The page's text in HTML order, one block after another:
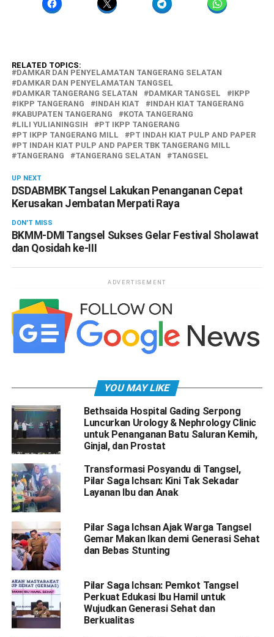
RELATED TOPICS:
DAMKAR DAN PENYELAMATAN TANGERANG SELATAN
DAMKAR DAN PENYELAMATAN TANGSEL
DAMKAR TANGERANG SELATAN
DAMKAR TANGSEL
IKPP
IKPP TANGERANG
INDAH KIAT
INDAH KIAT TANGERANG
KABUPATEN TANGERANG
KOTA TANGERANG
LILI YULIANINGSIH
PT IKPP TANGERANG
PT IKPP TANGERANG MILL
PT INDAH KIAT PULP AND PAPER
PT INDAH KIAT PULP AND PAPER TBK TANGERANG MILL
TANGERANG
TANGERANG SELATAN TANGSEL
UP NEXT
DSDABMBK Tangsel Lakukan Penanganan Cepat
Kerusakan Jembatan Merpati Raya
DON'T MISS
BKMM-DMI Tangsel Sukses Gelar Festival Sholawat
dan Qosidah ke-III
ADVERTISEMENT
YOU MAY LIKE
Bethsaida Hospital Gading Serpong
Luncurkan Urology & Nephrology Clinic
untuk Penanganan Batu Saluran Kemih,
Ginjal, dan Prostat
Transformasi Posyandu di Tangsel,
Pilar Saga Ichsan: Kini Tak Sekadar
Layanan Ibu dan Anak
Pilar Saga Ichsan Ajak Warga Tangsel
Gemar Makan Ikan demi Generasi Sehat
dan Bebas Stunting
Pilar Saga Ichsan: Pemkot Tangsel
Perkuat Edukasi Ibu Hamil untuk
Wujudkan Generasi Sehat dan
Berkualitas